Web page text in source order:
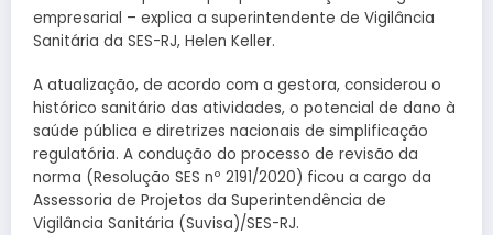
empresarial – explica a superintendente de Vigilância
Sanitária da SES-RJ, Helen Keller.
A atualização, de acordo com a gestora, considerou o
histórico sanitário das atividades, o potencial de dano à
saúde pública e diretrizes nacionais de simplificação
regulatória. A condução do processo de revisão da
norma (Resolução SES nº 2191/2020) ficou a cargo da
Assessoria de Projetos da Superintendência de
Vigilância Sanitária (Suvisa)/SES-RJ.